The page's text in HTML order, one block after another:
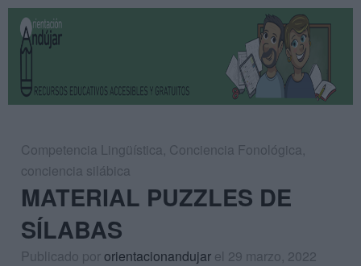
Competencia Lingüística, Conciencia Fonológica,
conciencia silábica
MATERIAL PUZZLES DE
SÍLABAS
Publicado pororientacionandujar el 29 marzo, 2022